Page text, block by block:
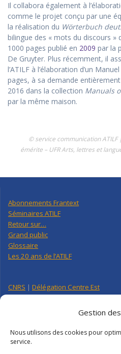
Gestion
Nous utilisons des cookies pour
service.
Il collabora également à
comme le projet conçu par une
la réalisation du Wörterbuch
bilingue des « mots du discours »
1000 pages publié en 2009 par la
De Gruyter. Plus récemment, il
l’ATILF à l’élaboration d’un
pages, à sa demande
2016 dans la collection Manuals
par la même maison.
© service communication
émérite – UFR Arts, lettres et
Abonnements Frantext
Séminaires ATILF
Retour sur…
Grand public
Glossaire
Les 20 ans de l’ATILF
CNRS | Délégation Centre Est
Université de Lorraine
CNRS Hebdo Centre-Est